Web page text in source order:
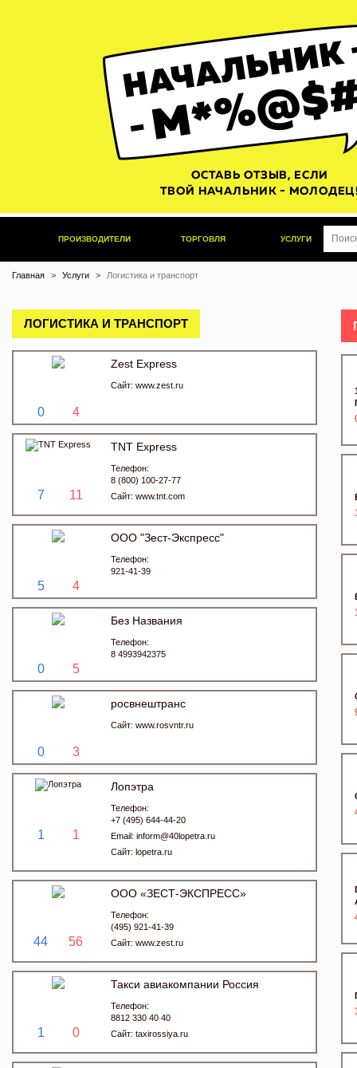
ПРОИЗВОДИТЕЛИ ТОРГОВЛЯ УСЛУГИ
Главная Услуги Логистика и транспорт
ЛОГИСТИКА И ТРАНСПОРТ
0 4
Zest Express
Сайт: www.zest.ru
7 11
TNT Express
Телефон:
8 (800) 100-27-77
Сайт: www.tnt.com
5 4
ООО "Зест-Экспресс"
Телефон:
921-41-39
0 5
Без Названия
Телефон:
8 4993942375
0 3
росвнештранс
Сайт: www.rosvntr.ru
1 1
Лопэтра
Телефон:
+7 (495) 644-44-20
Email: inform@40lopetra.ru
Сайт: lopetra.ru
44 56
ООО «ЗЕСТ-ЭКСПРЕСС»
Телефон:
(495) 921-41-39
Сайт: www.zest.ru
1 0
Такси авиакомпании Россия
Телефон:
8812 330 40 40
Сайт: taxirossiya.ru